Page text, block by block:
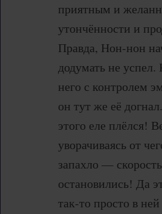
приятным и
утончённости и
Правда, Нон-нон
додумать не успел.
него с контролем
он тут же её
этого еле плёлся!
уворачиваясь от
запахло —
остановились! Да
так-то просто в